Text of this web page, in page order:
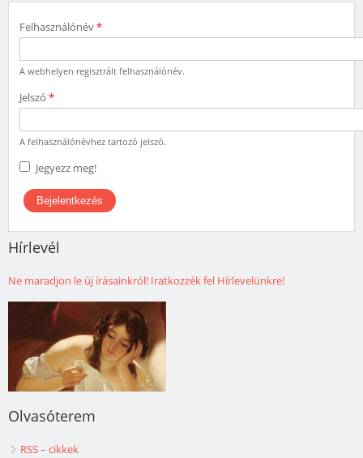
Felhasználónév*
A webhelyen regisztrált felhasználónév.
Jelszó *
A felhasználónévhez tartozó jelszó.
Jegyezz meg!
Hírlevél
Ne maradjon le új írásainkról! Iratkozzék fel Hírlevelünkre!
Olvasóterem
RSS – cikkek